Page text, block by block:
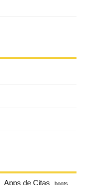
Apps de Citas boots